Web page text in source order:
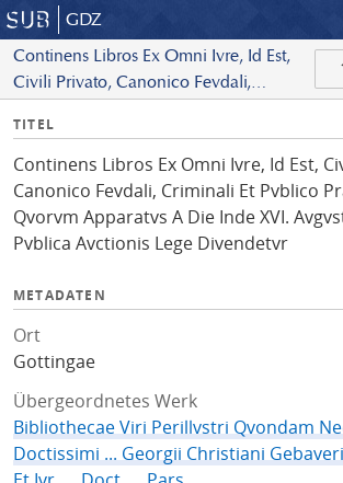
GDZ
Continens Libros Ex Omni Ivre, Id Est,
Civili Privato, Canonico Fevdali,
Qvorvm Apparatvs A Die Inde XVI.
Avgvsti MDCCLXXIII. ... Pvblica
Avctionis Lege Divendetvr
I
f
o
TITEL
Continens Libros Ex Omni Ivre, Id Est,
Canonico Fevdali, Criminali Et Pvblico
Qvorvm Apparatvs A Die Inde XVI.
Pvblica Avctionis Lege Divendetvr
METADATEN
Ort
Gottingae
Übergeordnetes Werk
Bibliothecae Viri Perillvstri Qvondam
Doctissimi ... Georgii Christiani